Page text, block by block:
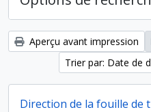
Aperçu avant impression
Trier par: Date de
Direction de la fouille de